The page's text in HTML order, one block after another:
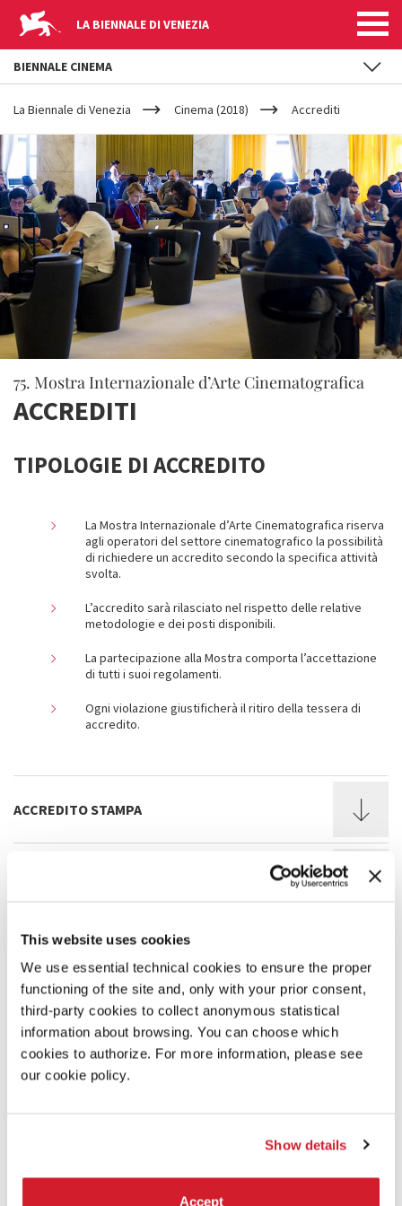
This website uses cookies
We use essential technical cookies to ensure the proper
functioning of the site and, only with your prior consent,
third-party cookies to collect anonymous statistical
information about browsing. You can choose which
cookies to authorize. For more information, please see
our cookie policy.
Show details
Accept
LA BIENNALE DI VENEZIA
YOUR
ARE
HERE
La Biennale di Venezia Cinema (2018) Accrediti
75. Mostra Internazionale d’Arte Cinematografica
ACCREDITI
TIPOLOGIE DI ACCREDITO
La Mostra Internazionale d’Arte Cinematografica riserva
agli operatori del settore cinematografico la possibilità
di richiedere un accredito secondo la specifica attività
svolta.
L’accredito sarà rilasciato nel rispetto delle relative
metodologie e dei posti disponibili.
La partecipazione alla Mostra comporta l’accettazione
di tutti i suoi regolamenti.
Ogni violazione giustificherà il ritiro della tessera di
accredito.
ACCREDITO STAMPA
ACCREDITO FILM DELEGATION
ACCREDITO CINEMA
ACCREDITO SPECIALE VR
BIENNALE CINEMA